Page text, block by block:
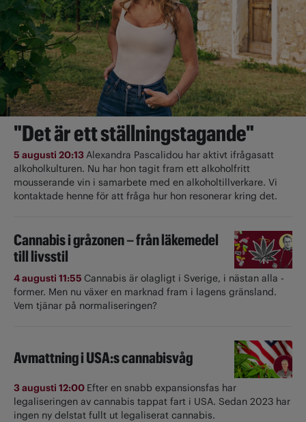
"Det är ett ställningstagande"
5 augusti 20:13Alexandra Pascalidou har aktivt ifrågasatt
alkoholkulturen. Nu har hon tagit fram ett alkoholfritt
mousserande vin i samarbete med en alkoholtillverkare. Vi
kontaktade henne för att fråga hur hon resonerar kring det.
Cannabis i gråzonen – från läkemedel
till livsstil
4 augusti 11:55 Cannabis är olagligt i ­Sverige, i nästan alla ­
former. Men nu växer en marknad fram i lagens gränsland.
Vem tjänar på normaliseringen?
Avmattning i USA:s cannabisvåg
3 augusti 12:00 Efter en snabb expansionsfas har
legaliseringen av cannabis tappat fart i USA. Sedan 2023 har
ingen ny delstat fullt ut ­legaliserat cannabis.